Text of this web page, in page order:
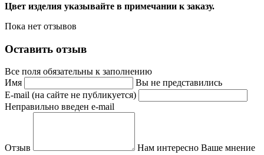
Цвет изделия указывайте в примечании к заказу.
Пока нет отзывов
Оставить отзыв
Все поля обязательны к заполнению
Имя
Вы не представились
E-mail (на сайте не публикуется)
Неправильно введен e-mail
Отзыв
Нам интересно Ваше мнение